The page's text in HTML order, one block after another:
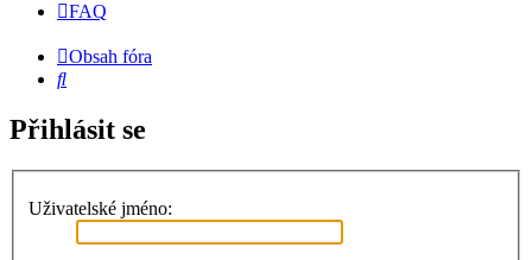
FAQ
Obsah fóra
Hledat
Přihlásit se
Uživatelské jméno: